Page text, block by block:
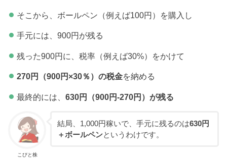
そこから、ボールペン（例えば100円）を購入し
手元には、900円が残る
残った900円に、税率（例えば30%）をかけて
270円（900円×30％）の税金を納める
最終的には、 630円（900円-270円）が残る
こびと株
結局、1,000円稼いで、手元に残るのは630円
＋ボールペンというわけです。